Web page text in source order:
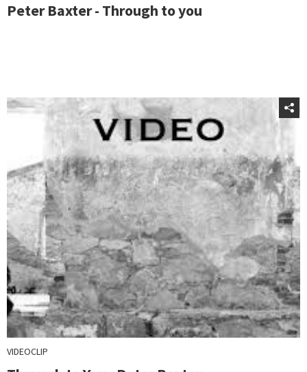
Peter Baxter - Through to you
VIDEOCLIP